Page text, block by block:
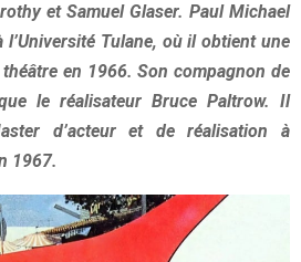
et Samuel Glaser. Paul Michael
l’Université Tulane, où il obtient une
en 1966. Son compagnon de
le réalisateur Bruce Paltrow. Il
d’acteur et de réalisation à
1967.